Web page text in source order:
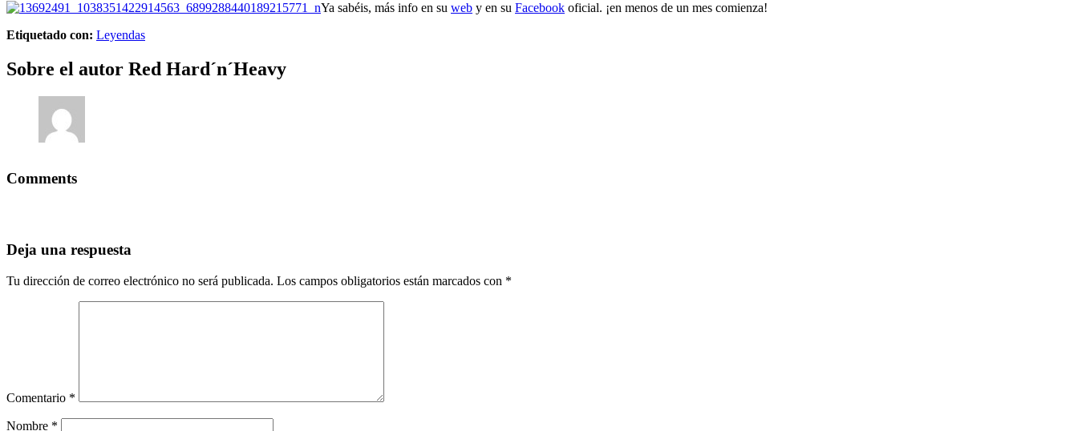
Ya sabéis, más info en su web y en su Facebook oficial. ¡en menos de un mes comienza!
Etiquetado con: Leyendas
Sobre el autor Red Hard´n´Heavy
Comments
Deja una respuesta
Tu dirección de correo electrónico no será publicada. Los campos obligatorios están marcados con *
Comentario *
Nombre *